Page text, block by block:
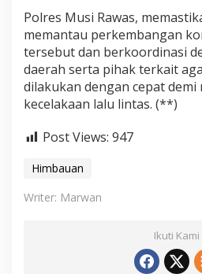
Polres Musi Rawas,
memantau perkembangan
tersebut dan berkoordinasi
daerah serta pihak terkait
dilakukan dengan cepat demi
kecelakaan lalu lintas. (**)
Post Views: 947
Himbauan
Writer: Marwan
Ikuti Kami